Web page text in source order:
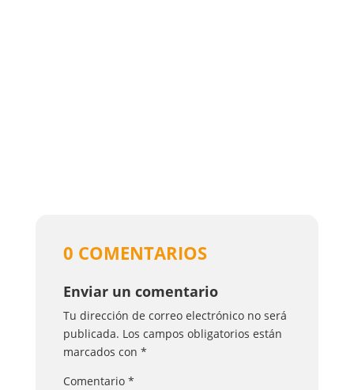
0 COMENTARIOS
Enviar un comentario
Tu dirección de correo electrónico no será
publicada. Los campos obligatorios están
marcados con *
Comentario *